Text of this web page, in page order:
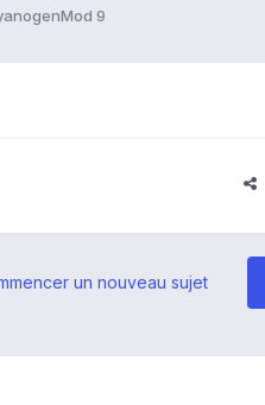
9
un nouveau sujet